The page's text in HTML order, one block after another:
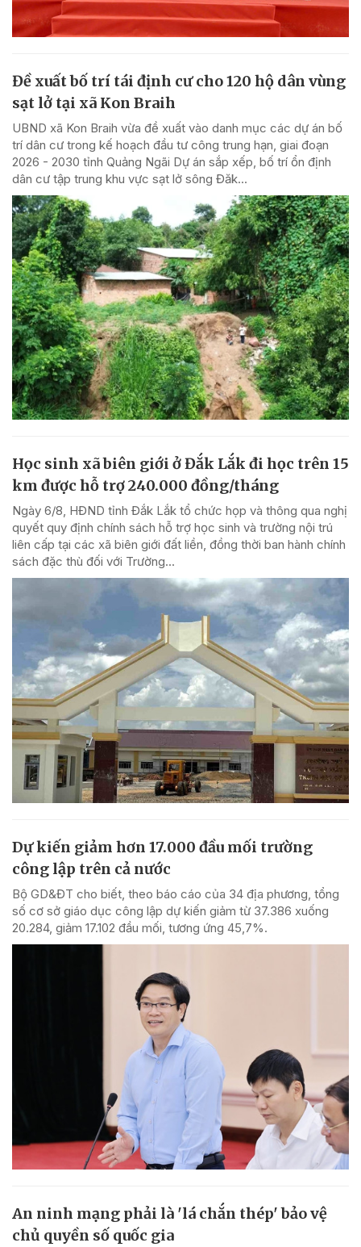
Đề xuất bố trí tái định cư cho 120 hộ dân vùng
sạt lở tại xã Kon Braih
UBND xã Kon Braih vừa đề xuất vào danh mục các dự án bố
trí dân cư trong kế hoạch đầu tư công trung hạn, giai đoạn
2026 - 2030 tỉnh Quảng Ngãi Dự án sắp xếp, bố trí ổn định
dân cư tập trung khu vực sạt lở sông Đăk...
Học sinh xã biên giới ở Đắk Lắk đi học trên 15
km được hỗ trợ 240.000 đồng/tháng
Ngày 6/8, HĐND tỉnh Đắk Lắk tổ chức họp và thông qua nghị
quyết quy định chính sách hỗ trợ học sinh và trường nội trú
liên cấp tại các xã biên giới đất liền, đồng thời ban hành chính
sách đặc thù đối với Trường...
Dự kiến giảm hơn 17.000 đầu mối trường
công lập trên cả nước
Bộ GD&ĐT cho biết, theo báo cáo của 34 địa phương, tổng
số cơ sở giáo dục công lập dự kiến giảm từ 37.386 xuống
20.284, giảm 17.102 đầu mối, tương ứng 45,7%.
An ninh mạng phải là 'lá chắn thép' bảo vệ
chủ quyền số quốc gia